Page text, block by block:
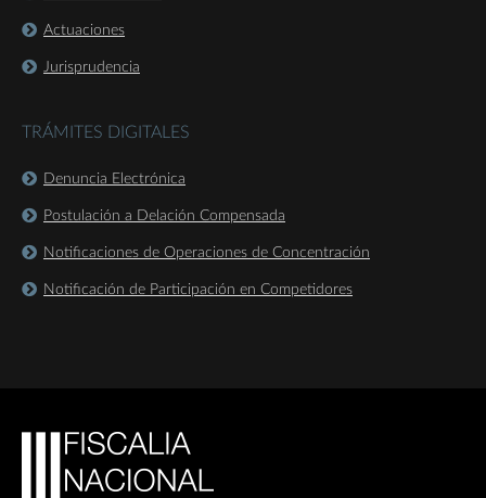
Actuaciones
Jurisprudencia
TRÁMITES DIGITALES
Denuncia Electrónica
Postulación a Delación Compensada
Notificaciones de Operaciones de Concentración
Notificación de Participación en Competidores